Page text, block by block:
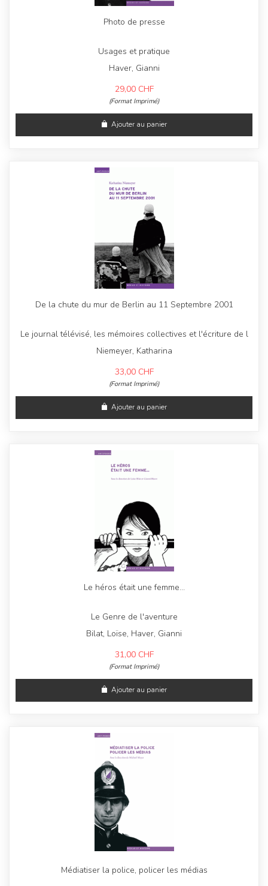
Photo de presse
Usages et pratique
Haver, Gianni
29,00 CHF
(Format Imprimé)
Ajouter au panier
De la chute du mur de Berlin au 11 Septembre 2001
Le journal télévisé, les mémoires collectives et l'écriture de l
Niemeyer, Katharina
33,00 CHF
(Format Imprimé)
Ajouter au panier
Le héros était une femme…
Le Genre de l'aventure
Bilat, Loïse, Haver, Gianni
31,00 CHF
(Format Imprimé)
Ajouter au panier
Médiatiser la police, policer les médias